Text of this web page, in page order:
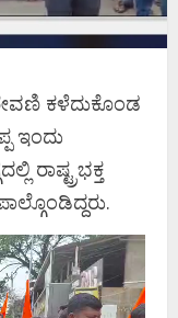
ಕಳೆದುಕೊಂಡ
ಇಂದು
ರಾಷ್ಟ್ರಭಕ್ತ